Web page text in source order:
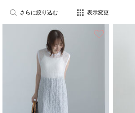
さらに絞り込む 表示変更